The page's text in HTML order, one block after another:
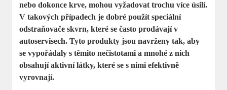
nebo dokonce krve, mohou vyžadovat trochu více úsilí.
V takových případech je dobré použítspeciální
odstraňovače skvrn, které se často prodávají v
autoservisech. Tyto produkty jsou navrženy tak, aby
se vypořádaly s těmito nečistotami a mnohé z nich
obsahují aktivní látky, které se s nimi efektivně
vyrovnají.